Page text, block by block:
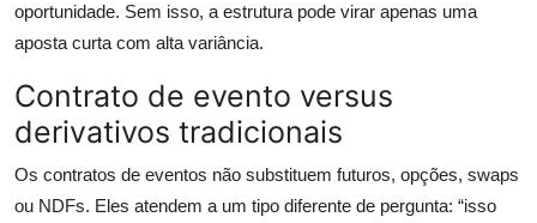
oportunidade. Sem isso, a estrutura pode virar apenas uma
aposta curta com alta variância.
Contrato de evento versus
derivativos tradicionais
Os contratos de eventos não substituem futuros, opções, swaps
ou NDFs. Eles atendem a um tipo diferente de pergunta: “isso